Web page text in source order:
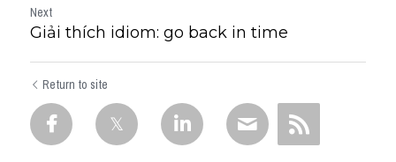
Next
Giải thích idiom: go back in time
Return to site